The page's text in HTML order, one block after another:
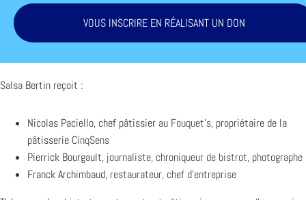
VOUS INSCRIRE EN RÉALISANT UN DON
Salsa Bertin reçoit :
Nicolas Paciello, chef pâtissier au Fouquet’s, propriétaire de la
pâtisserie CinqSens
Pierrick Bourgault, journaliste, chroniqueur de bistrot, photographe
Franck Archimbaud, restaurateur, chef d’entreprise